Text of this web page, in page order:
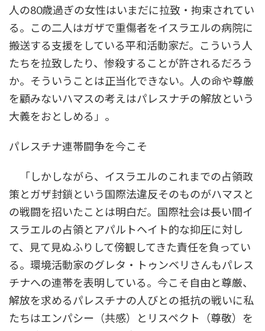
人の80歳過ぎの女性はいまだに拉致・拘束されてい
る。この二人はガザで重傷者をイスラエルの病院に
搬送する支援をしている平和活動家だ。こういう人
たちを拉致したり、惨殺することが許されるだろう
か。そういうことは正当化できない。人の命や尊厳
を顧みないハマスの考えはパレスナチの解放という
大義をおとしめる」。
パレスチナ連帯闘争を今こそ
「しかしながら、イスラエルのこれまでの占領政
策とガザ封鎖という国際法違反そのものがハマスと
の戦闘を招いたことは明白だ。国際社会は長い間イ
スラエルの占領とアパルトヘイト的な抑圧に対し
て、見て見ぬふりして傍観してきた責任を負ってい
る。環境活動家のグレタ・トゥンベリさんもパレス
チナへの連帯を表明している。今こそ自由と尊厳、
解放を求めるパレスチナの人びとの抵抗の戦いに私
たちはエンパシー（共感）とリスペクト（尊敬）を